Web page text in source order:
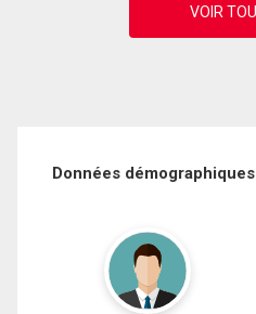
Données démographiques